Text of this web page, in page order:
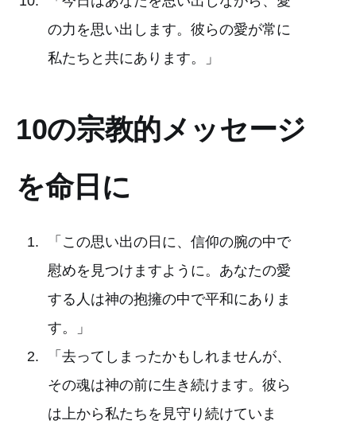
の力を思い出します。彼らの愛が常に
私たちと共にあります。」
10の宗教的メッセージ
を命日に
「この思い出の日に、信仰の腕の中で
慰めを見つけますように。あなたの愛
する人は神の抱擁の中で平和にありま
す。」
「去ってしまったかもしれませんが、
その魂は神の前に生き続けます。彼ら
は上から私たちを見守り続けていま